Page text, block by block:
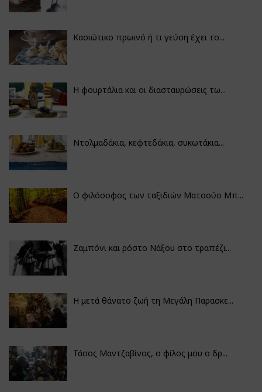
Κασιώτικο πρωινό ή τι γεύση έχει το...
Η φουρτάλια και οι διασταυρώσεις τω...
Ντολμαδάκια, κεφτεδάκια, συκωτάκια...
Ο φιλόσοφος των ταξιδιών Ματσούο Μπ...
Ζαμπόνι και ρόστο Νάξου στο τραπέζι...
Η μετά θάνατο ζωή τη Μεγάλη Παρασκε...
Τάσος Μαντζαβίνος, ο φίλος μου ο δρ...